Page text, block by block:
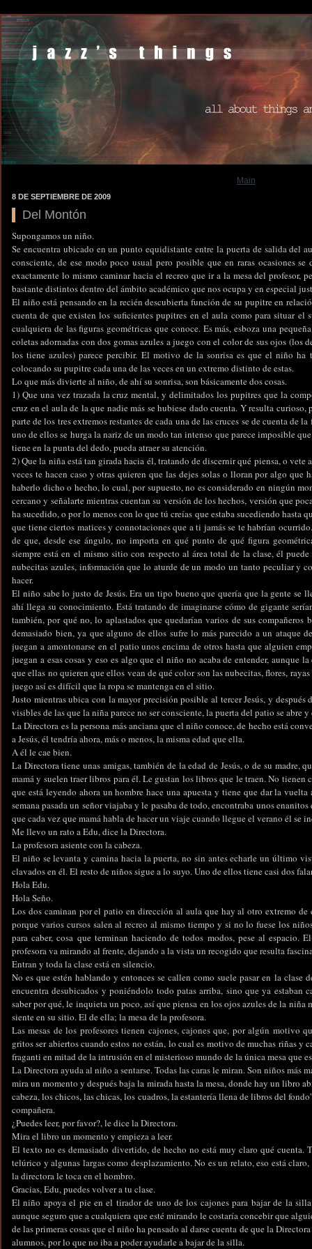
Main
8 DE SEPTIEMBRE DE 2009
Del Montón
Supongamos un niño.
Se encuentra ubicado en un punto equidistante entre la puerta de salida del
consciente, de ese modo poco usual pero posible que en raras ocasiones
exactamente lo mismo caminar hacia el recreo que ir a la mesa del profesor,
bastante distintos dentro del ámbito académico que nos ocupa y en especial
El niño está pensando en la recién descubierta función de su pupitre en
cuenta de que existen los suficientes pupitres en el aula como para situar el
cualquiera de las figuras geométricas que conoce. Es más, esboza una
coletas adornadas con dos gomas azules a juego con el color de sus ojos (los
los tiene azules) parece percibir. El motivo de la sonrisa es que el niño ha
colocando su pupitre cada una de las veces en un extremo distinto de estas.
Lo que más divierte al niño, de ahí su sonrisa, son básicamente dos cosas.
1) Que una vez trazada la cruz mental, y delimitados los pupitres que la
cruz en el aula de la que nadie más se hubiese dado cuenta. Y resulta
parte de los tres extremos restantes de cada una de las cruces se de cuenta de
uno de ellos se hurga la nariz de un modo tan intenso que parece imposible
tiene en la punta del dedo, pueda atraer su atención.
2) Que la niña está tan girada hacia él, tratando de discernir qué piensa, o vete
veces te hacen caso y otras quieren que las dejes solas o lloran por algo que
haberlo dicho o hecho, lo cual, por supuesto, no es considerado en ningún
cercano y señalarte mientras cuentan su versión de los hechos, versión que
ha sucedido, o por lo menos con lo que tú creías que estaba sucediendo hasta
que tiene ciertos matices y connotaciones que a ti jamás se te habrían
de que, desde ese ángulo, no importa en qué punto de qué figura
siempre está en el mismo sitio con respecto al área total de la clase, él
nubecitas azules, información que lo aturde de un modo un tanto peculiar y
hacer.
El niño sabe lo justo de Jesús. Era un tipo bueno que quería que la gente se
ahí llega su conocimiento. Está tratando de imaginarse cómo de gigante
también, por qué no, lo aplastados que quedarían varios de sus compañeros
demasiado bien, ya que alguno de ellos sufre lo más parecido a un ataque
juegan a amontonarse en el patio unos encima de otros hasta que alguien
juegan a esas cosas y eso es algo que el niño no acaba de entender, aunque
que ellas no quieren que ellos vean de qué color son las nubecitas, flores,
juego así es difícil que la ropa se mantenga en el sitio.
Justo mientras ubica con la mayor precisión posible al tercer Jesús, y después
visibles de las que la niña parece no ser consciente, la puerta del patio se abre
La Directora es la persona más anciana que el niño conoce, de hecho está
a Jesús, él tendría ahora, más o menos, la misma edad que ella.
A él le cae bien.
La Directora tiene unas amigas, también de la edad de Jesús, o de su madre,
mamá y suelen traer libros para él. Le gustan los libros que le traen. No
que está leyendo ahora un hombre hace una apuesta y tiene que dar la
semana pasada un señor viajaba y le pasaba de todo, encontraba unos
que cada vez que mamá habla de hacer un viaje cuando llegue el verano él se
Me llevo un rato a Edu, dice la Directora.
La profesora asiente con la cabeza.
El niño se levanta y camina hacia la puerta, no sin antes echarle un último
clavados en él. El resto de niños sigue a lo suyo. Uno de ellos tiene casi dos
Hola Edu.
Hola Seño.
Los dos caminan por el patio en dirección al aula que hay al otro extremo de
porque varios cursos salen al recreo al mismo tiempo y si no lo fuese los
para caber, cosa que terminan haciendo de todos modos, pese al
profesora va mirando al frente, dejando a la vista un recogido que resulta
Entran y toda la clase está en silencio.
No es que estén hablando y entonces se callen como suele pasar en la
encuentra desubicados y poniéndolo todo patas arriba, sino que ya estaban
saber por qué, le inquieta un poco, así que piensa en los ojos azules de la niña
siente en su sitio. El de ella; la mesa de la profesora.
Las mesas de los profesores tienen cajones, cajones que, por algún motivo
gritos ser abiertos cuando estos no están, lo cual es motivo de muchas riñas
fraganti en mitad de la intrusión en el misterioso mundo de la única mesa que
La Directora ayuda al niño a sentarse. Todas las caras le miran. Son niños más
mira un momento y después baja la mirada hasta la mesa, donde hay un libro
cabeza, los chicos, las chicas, los cuadros, la estantería llena de libros del
compañera.
¿Puedes leer, por favor?, le dice la Directora.
Mira el libro un momento y empieza a leer.
El texto no es demasiado divertido, de hecho no está muy claro qué cuenta.
telúrico y algunas largas como desplazamiento. No es un relato, eso está
la directora le toca en el hombro.
Gracias, Edu, puedes volver a tu clase.
El niño apoya el pie en el tirador de uno de los cajones para bajar de la
aunque seguro que a cualquiera que esté mirando le costaría concebir que
de las primeras cosas que el niño ha pensado al darse cuenta de que la
alumnos, por lo que no iba a poder ayudarle a bajar de la silla.